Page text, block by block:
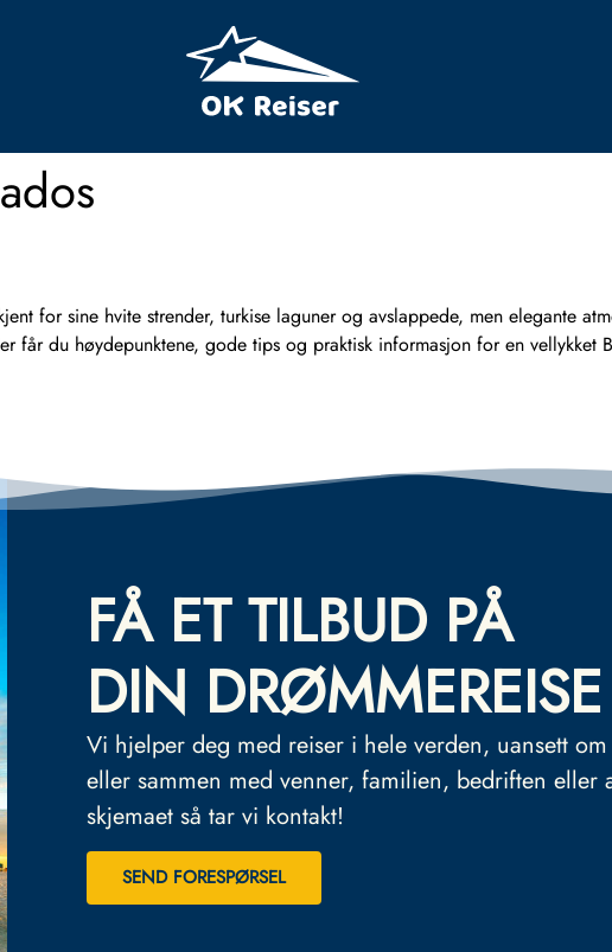
for sine hvite strender, turkise laguner og avslappede, men elegante
du høydepunktene, gode tips og praktisk informasjon for en vellykket
FÅ ET TILBUD PÅ
DIN DRØMMEREISE
Vi hjelper deg med reiser i hele verden, uansett
eller sammen med venner, familien, bedriften eller
skjemaet så tar vi kontakt!
SEND FORESPØRSEL